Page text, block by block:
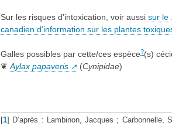
Sur les risques d’intoxication, voir aussi sur le
canadien d’information sur les plantes
Galles possibles par cette/ces espèce?(s)
❦Aylax papaveris (Cynipidae)
[1] D’après : Lambinon, Jacques ; Carbonnelle,